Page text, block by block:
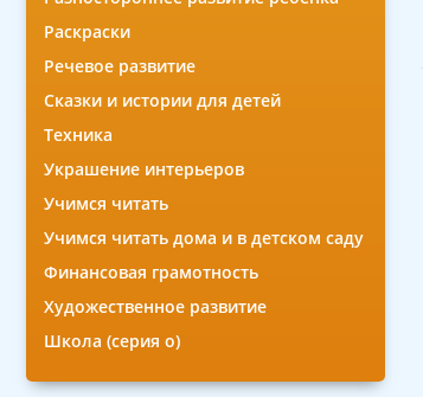
Раскраски
Речевое развитие
Сказки и истории для детей
Техника
Украшение интерьеров
Учимся читать
Учимся читать дома и в детском саду
Финансовая грамотность
Художественное развитие
Школа (серия о)